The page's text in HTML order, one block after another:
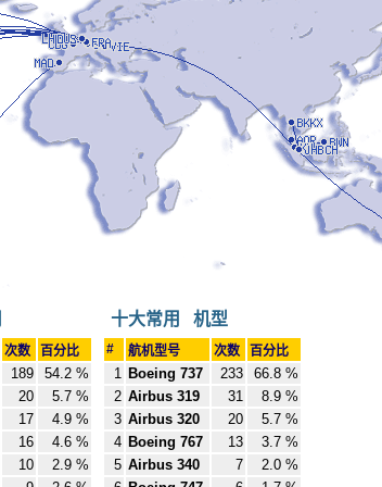
次数 百分比
189
54.2 %
20
5.7 %
17
4.9 %
16
4.6 %
10
2.9 %
十大常用 机型
# 航机型号 次数 百分比
1 Boeing 737 233
66.8 %
2 Airbus 319 31
8.9 %
3 Airbus 320 20
5.7 %
4 Boeing 767 13
3.7 %
5 Airbus 340 7
2.0 %